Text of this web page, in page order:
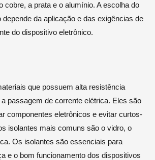
cobre, a prata e o alumínio. A escolha do
depende da aplicação e das exigências de
do dispositivo eletrônico.
que possuem alta resistência
passagem de corrente elétrica. Eles são
componentes eletrônicos e evitar curtos-
isolantes mais comuns são o vidro, o
Os isolantes são essenciais para
e o bom funcionamento dos dispositivos